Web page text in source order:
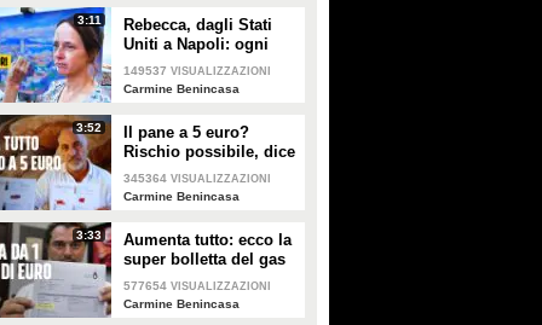
3:11
Rebecca, dagli Stati
Uniti a Napoli: ogni
giorno disegna la
bellezza della città
149537 VISUALIZZAZIONI
Carmine Benincasa
3:52
Il pane a 5 euro?
Rischio possibile, dice
il panettiere
napoletano: "Il grano
345364 VISUALIZZAZIONI
Carmine Benincasa
3:33
Aumenta tutto: ecco la
super bolletta del gas
dell'azienda di
pomodori: 1 milione di
577654 VISUALIZZAZIONI
Carmine Benincasa